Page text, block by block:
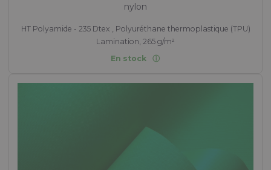
nylon
HT Polyamide - 235 Dtex , Polyuréthane thermoplastique (TPU)
Lamination, 265 g/m²
En stock